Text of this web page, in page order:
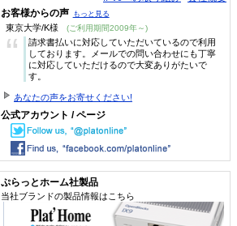
お客様からの声 もっと見る
東京大学/K様 (ご利用期間2009年～)
“
請求書払いに対応していただいているので利用
しております。メールでの問い合わせにも丁寧
に対応していただけるので大変ありがたいで
す。
あなたの声をお寄せください!
公式アカウント / ページ
ぷらっとホーム社製品
当社ブランドの製品情報はこちら